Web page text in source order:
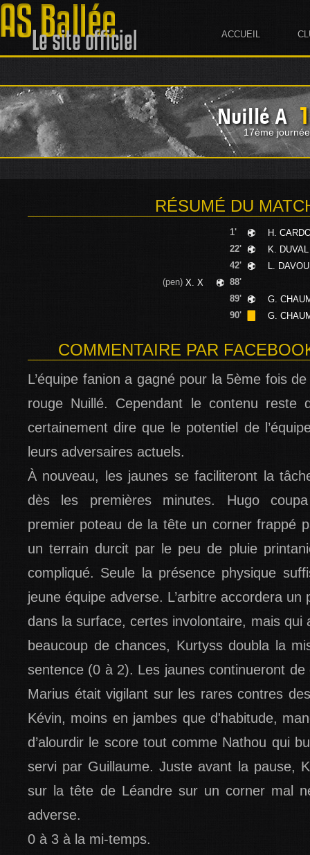
ACCUEIL
Nuillé A 1
17ème
RÉSUMÉ DU
1'
H.
22'
K. DUVAL
42'
L.
(pen) X. X
88'
89'
G.
90'
G.
COMMENTAIRE PAR
L’équipe fanion a gagné pour la 5ème fois
rouge Nuillé. Cependant le contenu reste
certainement dire que le potentiel de
leurs adversaires actuels.
À nouveau, les jaunes se faciliteront la
dès les premières minutes. Hugo
premier poteau de la tête un corner frappé
un terrain durcit par le peu de pluie
compliqué. Seule la présence physique
jeune équipe adverse. L’arbitre accordera un
dans la surface, certes involontaire, mais qui
beaucoup de chances, Kurtyss doubla la
sentence (0 à 2). Les jaunes continueront
Marius était vigilant sur les rares contres
Kévin, moins en jambes que d'habitude,
d’alourdir le score tout comme Nathou qui
servi par Guillaume. Juste avant la pause,
sur la tête de Léandre sur un corner mal
adverse.
0 à 3 à la mi-temps.